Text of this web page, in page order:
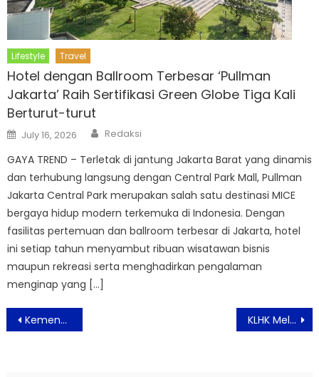
Lifestyle Travel
Hotel dengan Ballroom Terbesar ‘Pullman
Jakarta’ Raih Sertifikasi Green Globe Tiga Kali
Berturut-turut
Posted
on
July 16, 2026 Author
Redaksi
GAYA TREND – Terletak di jantung Jakarta Barat yang dinamis
dan terhubung langsung dengan Central Park Mall, Pullman
Jakarta Central Park merupakan salah satu destinasi MICE
bergaya hidup modern terkemuka di Indonesia. Dengan
fasilitas pertemuan dan ballroom terbesar di Jakarta, hotel
ini setiap tahun menyambut ribuan wisatawan bisnis
maupun rekreasi serta menghadirkan pengalaman
menginap yang […]
Post
navigation
KemenPPPA: Kekerasan Seksual Pada Anak dan Perempuan Mencapai Angka Tertinggi KLHK Melepasliarkan Tiga Individu Berang-berang di Sungai Ciliwung